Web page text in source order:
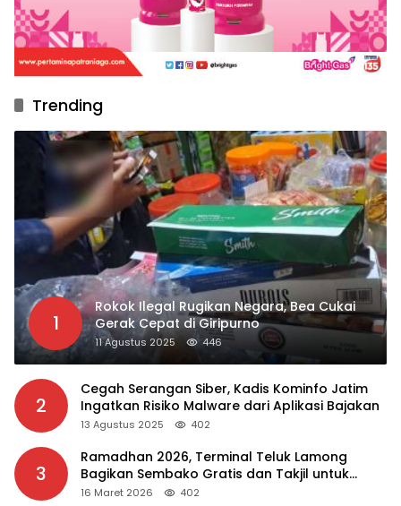
Trending
1
Rokok Ilegal Rugikan Negara, Bea Cukai
Gerak Cepat di Giripurno
11 Agustus 2025 446
2
Cegah Serangan Siber, Kadis Kominfo Jatim
Ingatkan Risiko Malware dari Aplikasi Bajakan
13 Agustus 2025 402
3
Ramadhan 2026, Terminal Teluk Lamong
Bagikan Sembako Gratis dan Takjil untuk
Masyarakat
16 Maret 2026 402